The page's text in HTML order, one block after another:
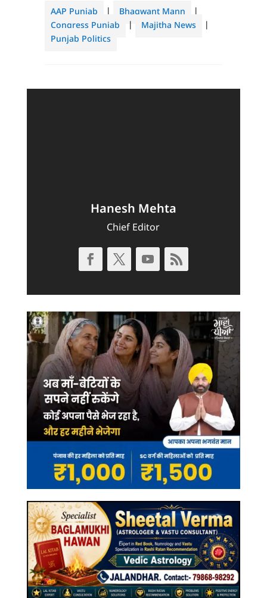
AAP Punjab | Bhagwant Mann
|
Congress Punjab
Majitha News
Punjab Politics
Hanesh Mehta
Chief Editor